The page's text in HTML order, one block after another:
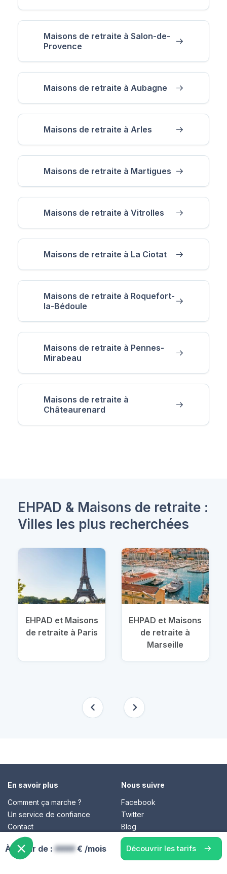
À partir de : #### € /mois Découvrir les tarifs
Maisons de retraite à Salon-de-
Provence
Maisons de retraite à Aubagne
Maisons de retraite à Arles
Maisons de retraite à Martigues
Maisons de retraite à Vitrolles
Maisons de retraite à La Ciotat
Maisons de retraite à Roquefort-
la-Bédoule
Maisons de retraite à Pennes-
Mirabeau
Maisons de retraite à
Châteaurenard
EHPAD & Maisons de retraite :
Villes les plus recherchées
EHPAD et Maisons
de retraite à Paris
EHPAD et Maisons
de retraite à
Marseille
En savoir plus
Comment ça marche ?
Un service de confiance
Contact
Nous suivre
Facebook
Twitter
Blog